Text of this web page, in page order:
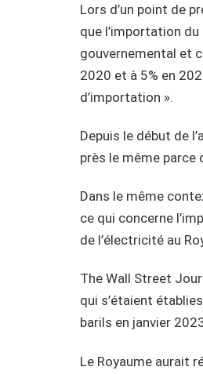
Lors d’un point de
que l’importation
gouvernemental et
2020 et à 5% en
d’importation ».
Depuis le début de
près le même parce
Dans le même
ce qui concerne
de l’électricité au
The Wall Street
qui s’étaient
barils en janvier
Le Royaume aurait